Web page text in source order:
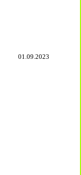
01.09.2023